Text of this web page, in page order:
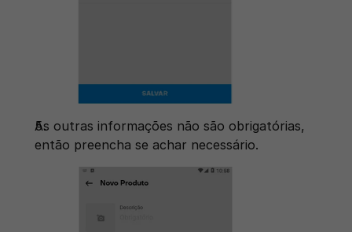
As outras informações não são obrigatórias,
então preencha se achar necessário.